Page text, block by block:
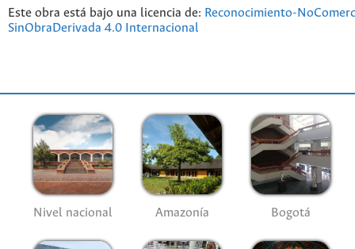
Este obra está bajo una licencia de: Reconocimiento-
SinObraDerivada 4.0 Internacional
Nivel nacional Amazonía Bogotá